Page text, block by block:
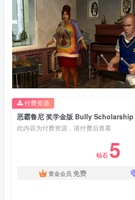
此内容为付费资源，请付费后查看
钻石 5
黄金会员 免费
付费资源